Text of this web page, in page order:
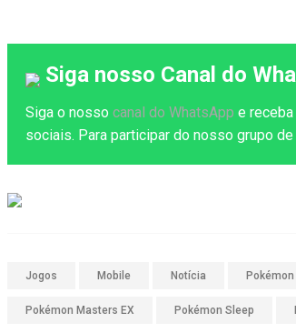
Siga nosso Canal do
Siga o nossocanal do WhatsApp e
sociais. Para participar do nosso grupo
Jogos Mobile Notícia
Pokémon Masters EX Pokémon Sleep